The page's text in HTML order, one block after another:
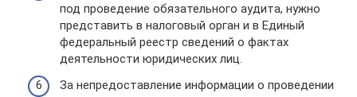
под проведение обязательного аудита, нужно
представить в налоговый орган и в Единый
федеральный реестр сведений о фактах
деятельности юридических лиц.
За непредоставление информации о проведении